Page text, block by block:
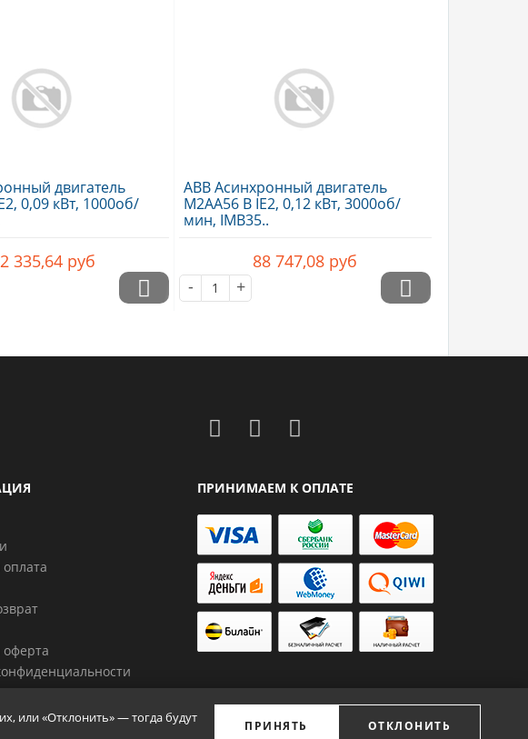
двигатель
0,09 кВт, 1000об/
335,64 руб
ABB Асинхронный двигатель
M2AA56 B IE2, 0,12 кВт, 3000об/
мин, IMB35..
88 747,08 руб
-
+
ПРИНИМАЕМ К ОПЛАТЕ
или «Отклонить» — тогда будут
ПРИНЯТЬ ОТКЛОНИТЬ